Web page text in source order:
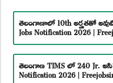
తెలంగాణాలో 10th అర్హతతో
Jobs Notification 2026 |
తెలంగాణ TIMS లో 240 Jr.
Notification 2026 |